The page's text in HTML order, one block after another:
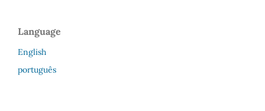
Language
English
português